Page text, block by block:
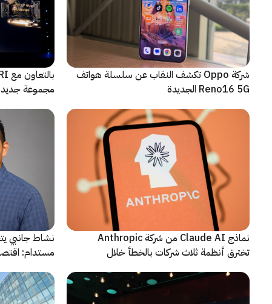
شركة Oppo تكشف النقاب عن سلسلة هواتف
Reno16 5G الجديدة
مجموعة
نماذج Claude AI من شركة Anthropic
تخترق أنظمة ثلاث شركات بالخطأ خلال
نشاط جانبي
مستدام: